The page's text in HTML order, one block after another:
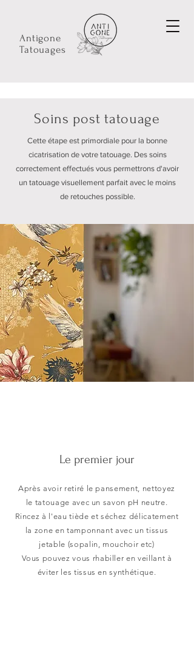
Antigone
Tatouages
Soins post tatouage
Cette étape est primordiale pour la bonne
cicatrisation de votre tatouage. Des soins
correctement effectués vous permettrons d'avoir
un tatouage visuellement parfait avec le moins
de retouches possible.
Le premier jour
Après avoir retiré le pansement, nettoyez
le tatouage avec un savon pH neutre.
Rincez à l'eau tiède et séchez délicatement
la zone en tamponnant avec un tissus
jetable (sopalin, mouchoir etc)
Vous pouvez vous rhabiller en veillant à
éviter les tissus en synthétique.